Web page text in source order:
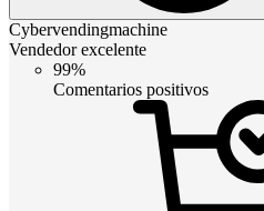
Cybervendingmachine
Vendedor excelente
99%
Comentarios positivos